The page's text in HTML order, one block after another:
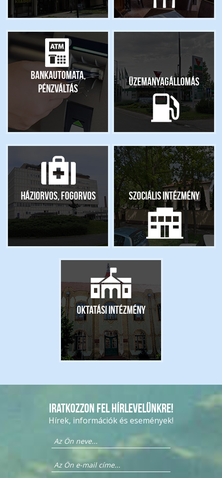
Bankautomata,
pénzváltás
Üzemanyagállomás
Háziorvos, fogorvos Szociális intézmény
Oktatási intézmény
Iratkozzon fel hírlevelünkre!
Hírek, információk és események!